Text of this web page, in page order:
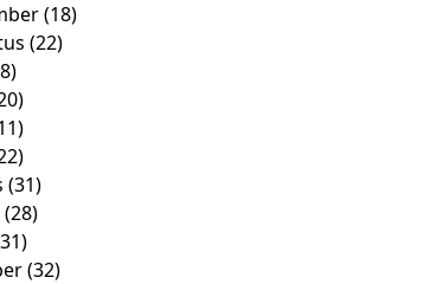
(18)
(22)
(31)
(28)
(32)